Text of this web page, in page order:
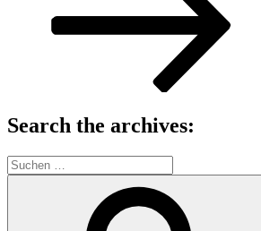
Search the archives:
Suche
nach: